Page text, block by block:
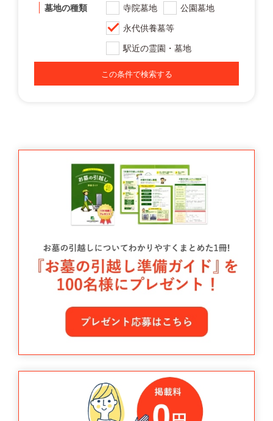
墓地の種類 寺院墓地
公園墓地
永代供養墓等
駅近の霊園・墓地
この条件で検索する